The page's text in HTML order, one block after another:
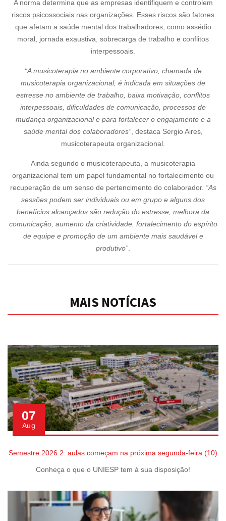
A norma determina que as empresas identifiquem e controlem
riscos psicossociais nas organizações. Esses riscos são fatores
que afetam a saúde mental dos trabalhadores, como assédio
moral, jornada exaustiva, sobrecarga de trabalho e conflitos
interpessoais.
“A musicoterapia no ambiente corporativo, chamada de
musicoterapia organizacional, é indicada em situações de
estresse no ambiente de trabalho, baixa motivação, conflitos
interpessoais, dificuldades de comunicação, processos de
mudança organizacional e para fortalecer o engajamento e a
saúde mental dos colaboradores”, destaca Sergio Aires,
musicoterapeuta organizacional.
Ainda segundo o musicoterapeuta, a musicoterapia
organizacional tem um papel fundamental no fortalecimento ou
recuperação de um senso de pertencimento do colaborador. “As
sessões podem ser individuais ou em grupo e alguns dos
benefícios alcançados são redução do estresse, melhora da
comunicação, aumento da criatividade, fortalecimento do espírito
de equipe e promoção de um ambiente mais saudável e
produtivo”
MAIS NOTÍCIAS
07
Aug
Semestre 2026.2: aulas começam na próxima segunda-feira (10)
Conheça o que o UNIESP tem à sua disposição!